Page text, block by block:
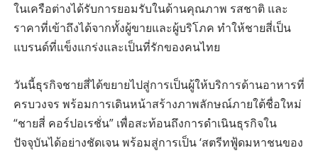
ในเครือต่างได้รับการยอมรับในด้านคุณภาพ รสชาติ และ
ราคาที่เข้าถึงได้จากทั้งผู้ขายและผู้บริโภค ทำให้ชายสี่เป็น
แบรนด์ที่แข็งแกร่งและเป็นที่รักของคนไทย
วันนี้ธุรกิจชายสี่ได้ขยายไปสู่การเป็นผู้ให้บริการด้านอาหารที่
ครบวงจร พร้อมการเดินหน้าสร้างภาพลักษณ์ภายใต้ชื่อใหม่
“ชายสี่ คอร์ปอเรชั่น” เพื่อสะท้อนถึงการดำเนินธุรกิจใน
ปัจจุบันได้อย่างชัดเจน พร้อมสู่การเป็น ‘สตรีทฟู้ดมหาชนของ